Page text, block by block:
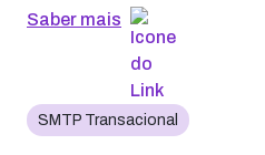
Saber mais
SMTP Transacional